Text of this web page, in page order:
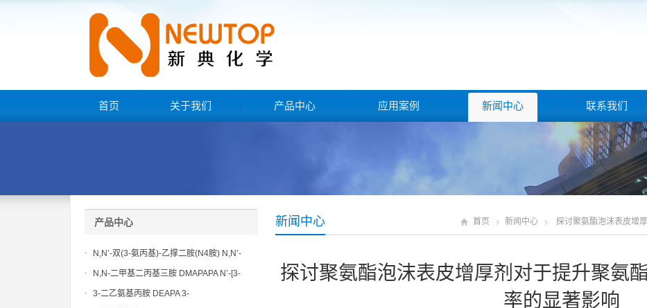
首页 关于我们 产品中心 应用案例 新闻中心 联系我们
新闻中心 首页 新闻中心 探讨聚氨酯泡沫表皮增
探讨聚氨酯泡沫表皮增厚剂对于提升聚氨
率的显著影响
产品中心
N,N’-双(3-氨丙基)-乙撑二胺(N4胺) N,N’-
Bis(3-aminopropyl)-ethylenediamine CAS
No10563-26-5
N,N-二甲基二丙基三胺 DMAPAPA N’-[3-
(dimethylamino)propyllpropane-1,3-
3-二乙氨基丙胺 DEAPA 3-